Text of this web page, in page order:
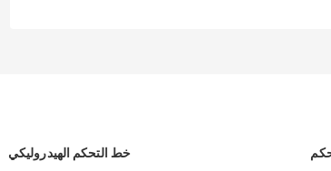
خط التحكم الهيدروليكي